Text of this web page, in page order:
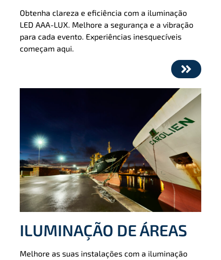
Obtenha clareza e eﬁciência com a iluminação
LED AAA-LUX. Melhore a segurança e a vibração
para cada evento. Experiências inesquecíveis
começam aqui.
ILUMINAÇÃO DE ÁREAS
Melhore as suas instalações com a iluminação